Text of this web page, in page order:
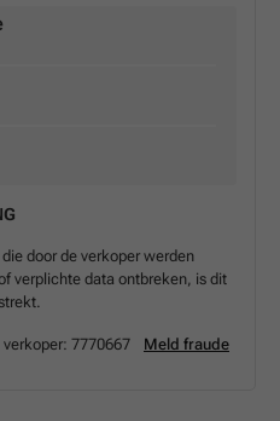
door de verkoper werden
verplichte data ontbreken, is dit
verkoper: 7770667 Meld fraude